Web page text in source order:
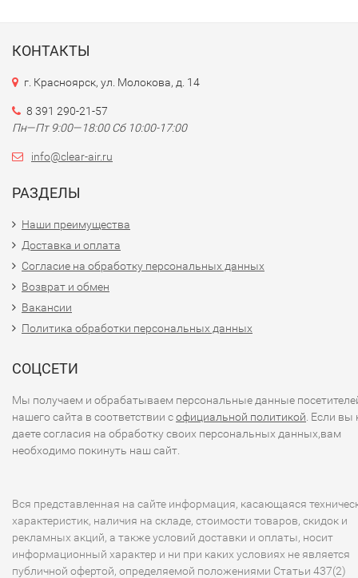
КОНТАКТЫ
г. Красноярск, ул. Молокова, д. 14
8 391 290-21-57
Пн—Пт 9:00—18:00 Сб 10:00-17:00
info@clear-air.ru
РАЗДЕЛЫ
Наши преимущества
Доставка и оплата
Согласие на обработку персональных данных
Возврат и обмен
Вакансии
Политика обработки персональных данных
СОЦСЕТИ
Мы получаем и обрабатываем персональные данные
нашего сайта в соответствии софициальной политикой . Если вы
даете согласия на обработку своих персональных данных,вам
необходимо покинуть наш сайт.
Вся представленная на сайте информация, касающаяся
характеристик, наличия на складе, стоимости товаров, скидок и
рекламных акций, а также условий доставки и оплаты, носит
информационный характер и ни при каких условиях не является
публичной офертой, определяемой положениями Статьи 437(2)